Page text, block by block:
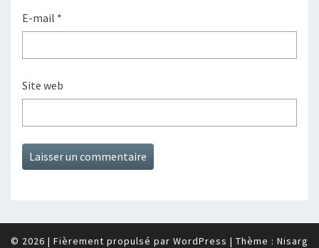
E-mail *
Site web
© 2026 | Fièrement propulsé par WordPress | Thème : Nisarg